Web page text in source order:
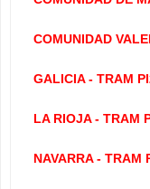
COMUNIDAD
GALICIA - TRAM
LA RIOJA - TRAM
NAVARRA - TRAM